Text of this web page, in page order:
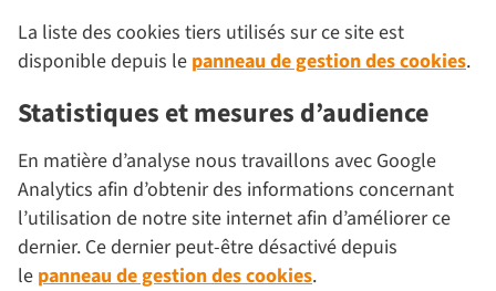
La liste des cookies tiers utilisés sur ce site est
disponible depuis le panneau de gestion des cookies.
Statistiques et mesures d’audience
En matière d’analyse nous travaillons avec Google
Analytics afin d’obtenir des informations concernant
l’utilisation de notre site internet afin d’améliorer ce
dernier. Ce dernier peut-être désactivé depuis
le panneau de gestion des cookies.